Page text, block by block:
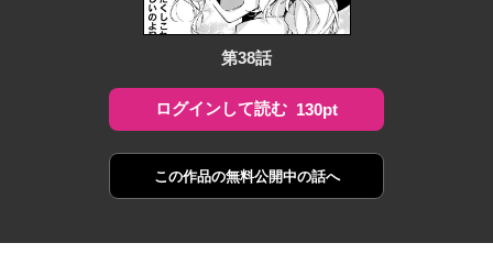
第38話
ログインして読む 130pt
この作品の無料公開中の話へ